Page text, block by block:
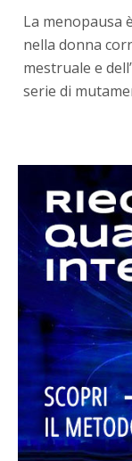
La menopausa
nella donna
mestruale e
serie di